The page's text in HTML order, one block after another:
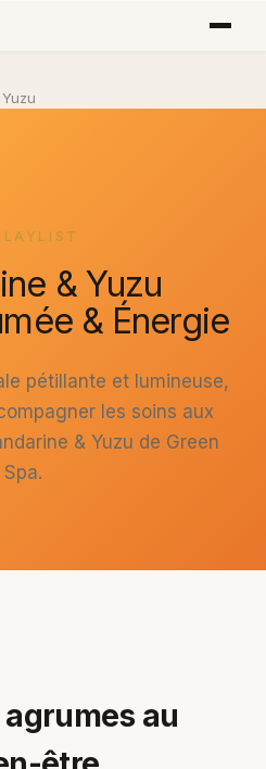
& Yuzu
& Énergie
pétillante et lumineuse,
les soins aux
& Yuzu de Green
Spa.
au